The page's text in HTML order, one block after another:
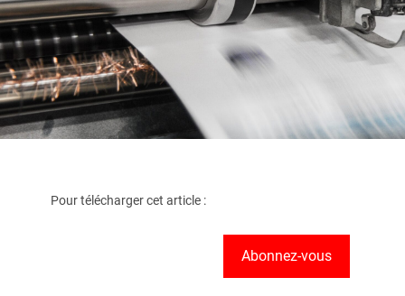
Pour télécharger cet article :
Abonnez-vous